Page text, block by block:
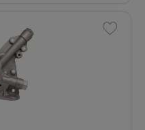
1.8 Passat/Gol 84/89
seu Login